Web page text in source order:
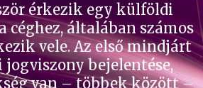
érkezik egy külföldi
céghez, általában számos
vele. Az első mindjárt
bejelentése,
van – többek között –